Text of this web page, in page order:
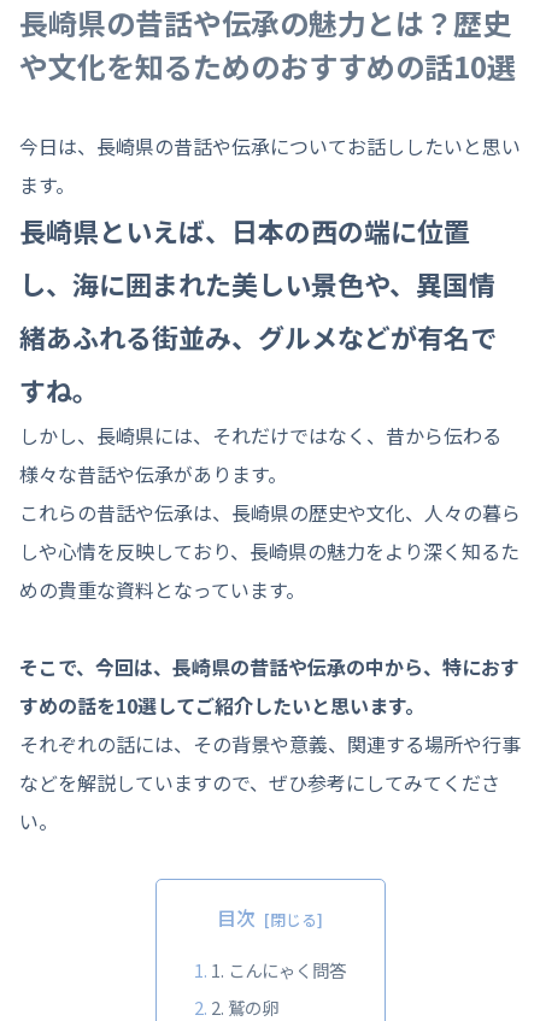
長崎県の昔話や伝承の魅力とは？歴史
や文化を知るためのおすすめの話10選
今日は、長崎県の昔話や伝承についてお話ししたいと思い
ます。
長崎県といえば、日本の西の端に位置
し、海に囲まれた美しい景色や、異国情
緒あふれる街並み、グルメなどが有名で
すね。
しかし、長崎県には、それだけではなく、昔から伝わる
様々な昔話や伝承があります。
これらの昔話や伝承は、長崎県の歴史や文化、人々の暮ら
しや心情を反映しており、長崎県の魅力をより深く知るた
めの貴重な資料となっています。
そこで、今回は、長崎県の昔話や伝承の中から、特におす
すめの話を10選してご紹介したいと思います。
それぞれの話には、その背景や意義、関連する場所や行事
などを解説していますので、ぜひ参考にしてみてくださ
い。
目次
1. こんにゃく問答
2. 鷲の卵